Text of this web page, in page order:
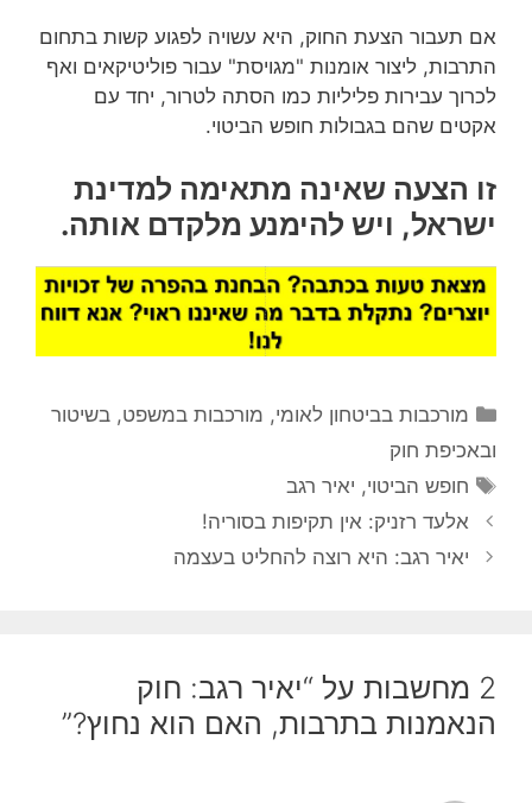
אם תעבור הצעת החוק, היא עשויה לפגוע קשות בתחום
התרבות, ליצור אומנות "מגויסת" עבור פוליטיקאים ואף
לכרוך עבירות פליליות כמו הסתה לטרור, יחד עם
אקטים שהם בגבולות חופש הביטוי.
זו הצעה שאינה מתאימה למדינת
ישראל, ויש להימנע מלקדם אותה.
קטגוריות
מורכבות בביטחון לאומי, מורכבות במשפט, בשיטור
ובאכיפת חוק
תגיות
חופש הביטוי, יאיר רגב
אלעד רזניק: אין תקיפות בסוריה!
יאיר רגב: היא רוצה להחליט בעצמה
2 מחשבות על “יאיר רגב: חוק
הנאמנות בתרבות, האם הוא נחוץ?”